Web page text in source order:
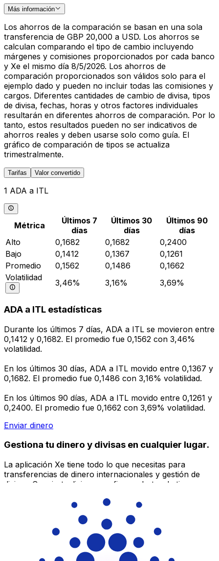
Más información
Los ahorros de la comparación se basan en una sola
transferencia de GBP 20,000 a USD. Los ahorros se
calculan comparando el tipo de cambio incluyendo
márgenes y comisiones proporcionados por cada banco
y Xe el mismo día 8/5/2026. Los ahorros de
comparación proporcionados son válidos solo para el
ejemplo dado y pueden no incluir todas las comisiones y
cargos. Diferentes cantidades de cambio de divisa, tipos
de divisa, fechas, horas y otros factores individuales
resultarán en diferentes ahorros de comparación. Por lo
tanto, estos resultados pueden no ser indicativos de
ahorros reales y deben usarse solo como guía. El
gráfico de comparación de tipos se actualiza
trimestralmente.
Tarifas Valor convertido
1 ADA a ITL
Métrica
Últimos 7
días
Últimos 30
días
Últimos 90
días
Alto
0,1682 0,1682
0,2400
Bajo
0,1412 0,1367
0,1261
Promedio
0,1562 0,1486
0,1662
Volatilidad
3,46% 3,16% 3,69%
ADA a ITL estadísticas
Durante los últimos 7 días, ADA a ITL se movieron entre
0,1412 y 0,1682. El promedio fue 0,1562 con 3,46%
volatilidad.
En los últimos 30 días, ADA a ITL movido entre 0,1367 y
0,1682. El promedio fue 0,1486 con 3,16% volatilidad.
En los últimos 90 días, ADA a ITL movido entre 0,1261 y
0,2400. El promedio fue 0,1662 con 3,69% volatilidad.
Enviar dinero
Gestiona tu dinero y divisas en cualquier lugar.
La aplicación Xe tiene todo lo que necesitas para
transferencias de dinero internacionales y gestión de
divisas. Convierte divisas, configura alertas de tipos y